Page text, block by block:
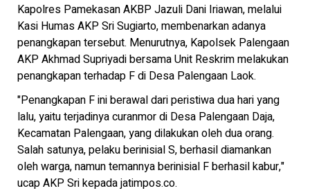
Kapolres Pamekasan AKBP Jazuli Dani Iriawan, melalui
Kasi Humas AKP Sri Sugiarto, membenarkan adanya
penangkapan tersebut. Menurutnya, Kapolsek Palengaan
AKP Akhmad Supriyadi bersama Unit Reskrim melakukan
penangkapan terhadap F di Desa Palengaan Laok.
"Penangkapan F ini berawal dari peristiwa dua hari yang
lalu, yaitu terjadinya curanmor di Desa Palengaan Daja,
Kecamatan Palengaan, yang dilakukan oleh dua orang.
Salah satunya, pelaku berinisial S, berhasil diamankan
oleh warga, namun temannya berinisial F berhasil kabur,"
ucap AKP Sri kepada jatimpos.co.